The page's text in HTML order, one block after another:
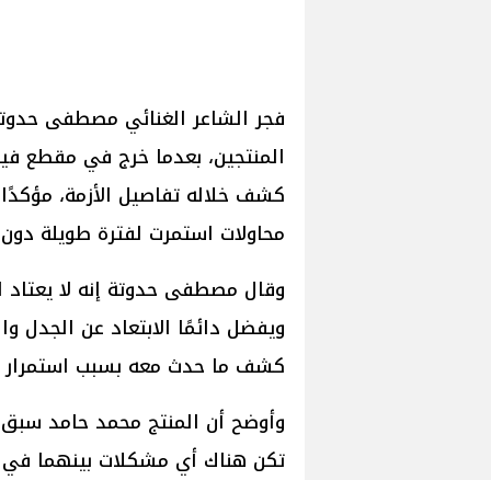
فجر الشاعر الغنائي مصطفى
المنتجين، بعدما خرج في مقطع
كشف خلاله تفاصيل الأزمة،
محاولات استمرت لفترة طويلة
وقال مصطفى حدوتة إنه لا يعتاد
ويفضل دائمًا الابتعاد عن الجدل
كشف ما حدث معه بسبب استمرار
وأوضح أن المنتج محمد حامد
تكن هناك أي مشكلات بينهما في